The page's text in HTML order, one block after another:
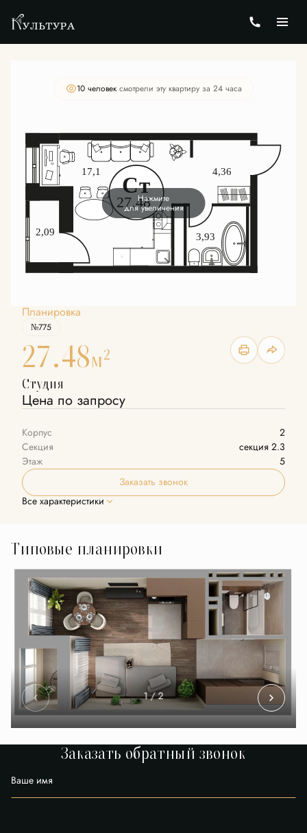
Студия27.48 м Цена по запросу
10 человек смотрели эту квартиру за 24 часа
Нажмите
для увеличения
Планировка
№775
27.48м2
Студия
Цена по запросу
Корпус
2
Секция
секция 2.3
Этаж
5
Заказать звонок
Все характеристики
Типовые планировки
1 / 2
Заказать обратный звонок
Ваше имя